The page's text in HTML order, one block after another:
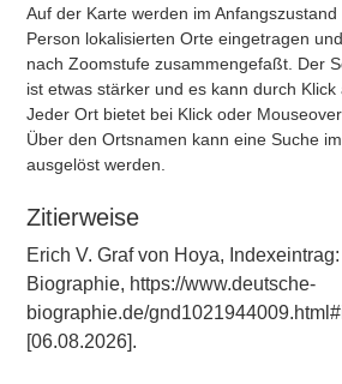
Auf der Karte werden im
Person lokalisierten Orte eingetragen
nach Zoomstufe zusammengefaßt. Der
ist etwas stärker und es kann durch Klick
Jeder Ort bietet bei Klick oder
Über den Ortsnamen kann eine Suche
ausgelöst werden.
Zitierweise
Erich V. Graf von Hoya,
Biographie, https://www.deutsche-
biographie.de/
[06.08.2026].